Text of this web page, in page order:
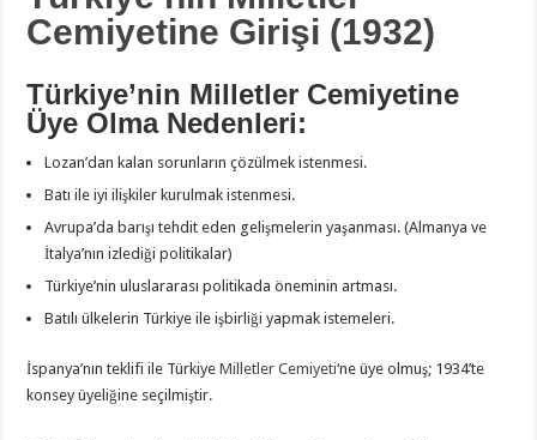
Cemiyetine Girişi (1932)
Türkiye’nin Milletler Cemiyetine
Üye Olma Nedenleri:
Lozan’dan kalan sorunların çözülmek istenmesi.
Batı ile iyi ilişkiler kurulmak istenmesi.
Avrupa’da barışı tehdit eden gelişmelerin yaşanması. (Almanya ve
İtalya’nın izlediği politikalar)
Türkiye’nin uluslararası politikada öneminin artması.
Batılı ülkelerin Türkiye ile işbirliği yapmak istemeleri.
İspanya’nın teklifi ile TürkiyeMilletler Cemiyeti‘ne üye olmuş; 1934’te
konsey üyeliğine seçilmiştir.